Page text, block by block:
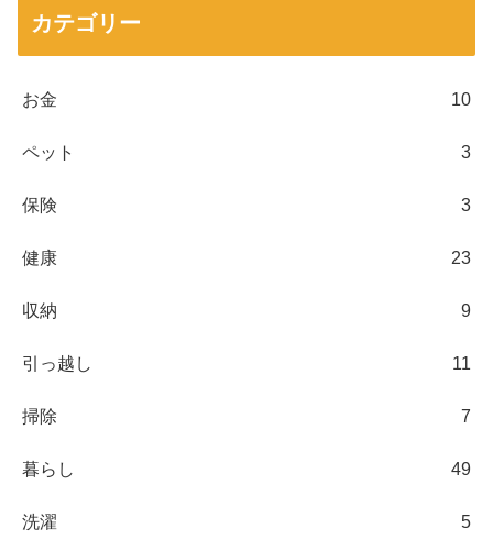
カテゴリー
お金 10
ペット 3
保険 3
健康 23
収納 9
引っ越し 11
掃除 7
暮らし 49
洗濯 5